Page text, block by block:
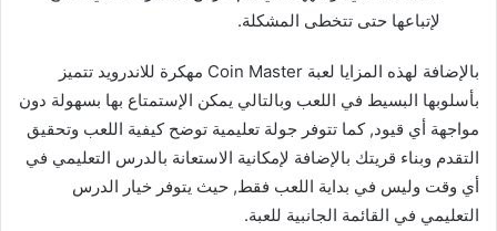
لإتباعها حتى تتخطى المشكلة.
بالإضافة لهذه المزايا لعبة Coin Master مهكرة للاندرويد تتميز
بأسلوبها البسيط في اللعب وبالتالي يمكن الإستمتاع بها بسهولة دون
مواجهة أي قيود, كما تتوفر جولة تعليمية توضح كيفية اللعب وتحقيق
التقدم وبناء قريتك بالإضافة لإمكانية الاستعانة بالدرس التعليمي في
أي وقت وليس في بداية اللعب فقط, حيث يتوفر خيار الدرس
التعليمي في القائمة الجانبية للعبة.